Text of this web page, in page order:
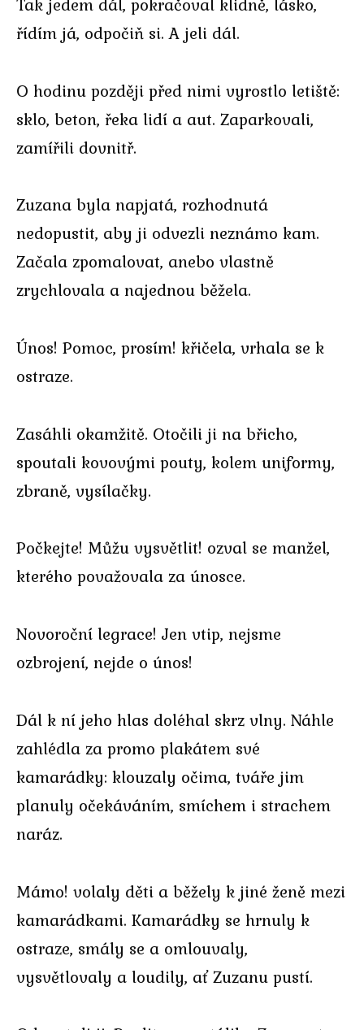
řídím já, odpočiň si. A jeli dál.
O hodinu později před nimi vyrostlo letiště:
sklo, beton, řeka lidí a aut. Zaparkovali,
zamířili dovnitř.
Zuzana byla napjatá, rozhodnutá
nedopustit, aby ji odvezli neznámo kam.
Začala zpomalovat, anebo vlastně
zrychlovala a najednou běžela.
Únos! Pomoc, prosím! křičela, vrhala se k
ostraze.
Zasáhli okamžitě. Otočili ji na břicho,
spoutali kovovými pouty, kolem uniformy,
zbraně, vysílačky.
Počkejte! Můžu vysvětlit! ozval se manžel,
kterého považovala za únosce.
Novoroční legrace! Jen vtip, nejsme
ozbrojení, nejde o únos!
Dál k ní jeho hlas doléhal skrz vlny. Náhle
zahlédla za promo plakátem své
kamarádky: klouzaly očima, tváře jim
planuly očekáváním, smíchem i strachem
naráz.
Mámo! volaly děti a běžely k jiné ženě mezi
kamarádkami. Kamarádky se hrnuly k
ostraze, smály se a omlouvaly,
vysvětlovaly a loudily, ať Zuzanu pustí.